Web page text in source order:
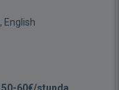
English
60€/stunda